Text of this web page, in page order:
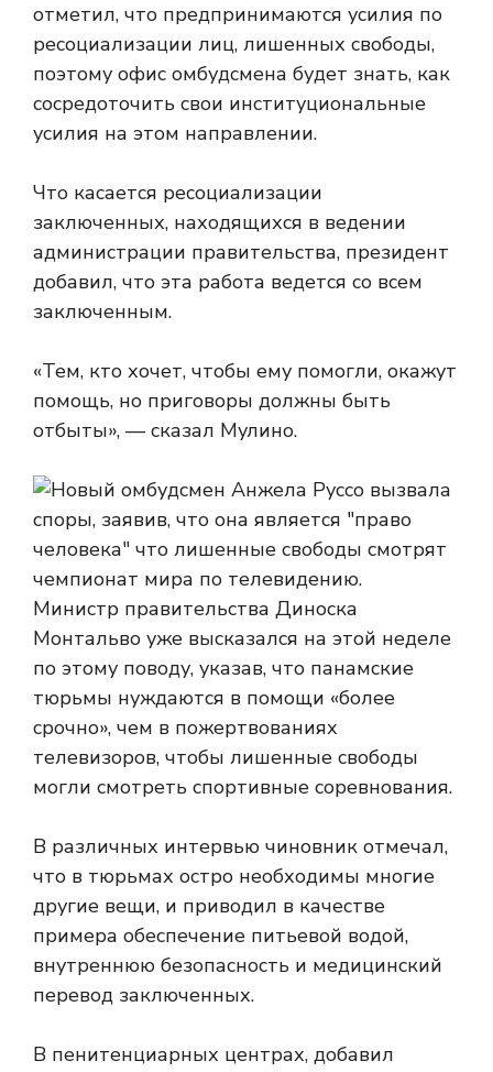
отметил, что предпринимаются усилия по
ресоциализации лиц, лишенных свободы,
поэтому офис омбудсмена будет знать, как
сосредоточить свои институциональные
усилия на этом направлении.
Что касается ресоциализации
заключенных, находящихся в ведении
администрации правительства, президент
добавил, что эта работа ведется со всем
заключенным.
«Тем, кто хочет, чтобы ему помогли, окажут
помощь, но приговоры должны быть
отбыты», — сказал Мулино.
Министр правительства Диноска
Монтальво уже высказался на этой неделе
по этому поводу, указав, что панамские
тюрьмы нуждаются в помощи «более
срочно», чем в пожертвованиях
телевизоров, чтобы лишенные свободы
могли смотреть спортивные соревнования.
В различных интервью чиновник отмечал,
что в тюрьмах остро необходимы многие
другие вещи, и приводил в качестве
примера обеспечение питьевой водой,
внутреннюю безопасность и медицинский
перевод заключенных.
В пенитенциарных центрах, добавил